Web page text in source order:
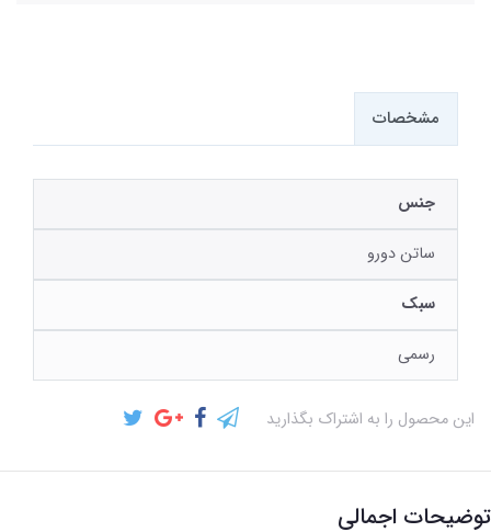
مشخصات
جنس
ساتن دورو
سبک
رسمی
این محصول را به اشتراک بگذارید
توضیحات اجمالی